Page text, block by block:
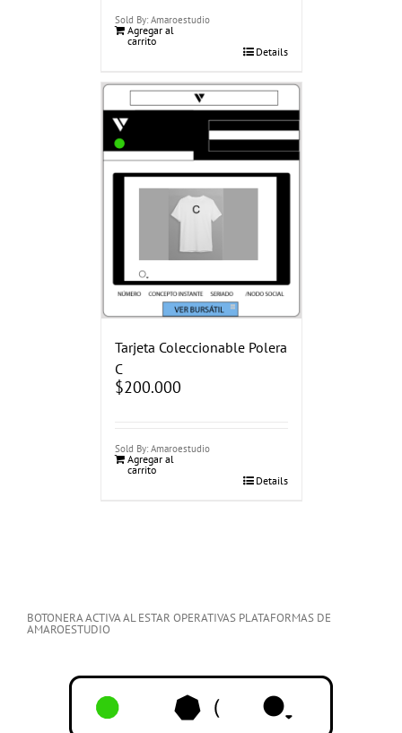
Sold By: Amaroestudio
Agregar al
carrito
Details
Tarjeta Coleccionable Polera
C
$200.000
Sold By: Amaroestudio
Agregar al
carrito
Details
BOTONERA ACTIVA AL ESTAR OPERATIVAS PLATAFORMAS DE
AMAROESTUDIO